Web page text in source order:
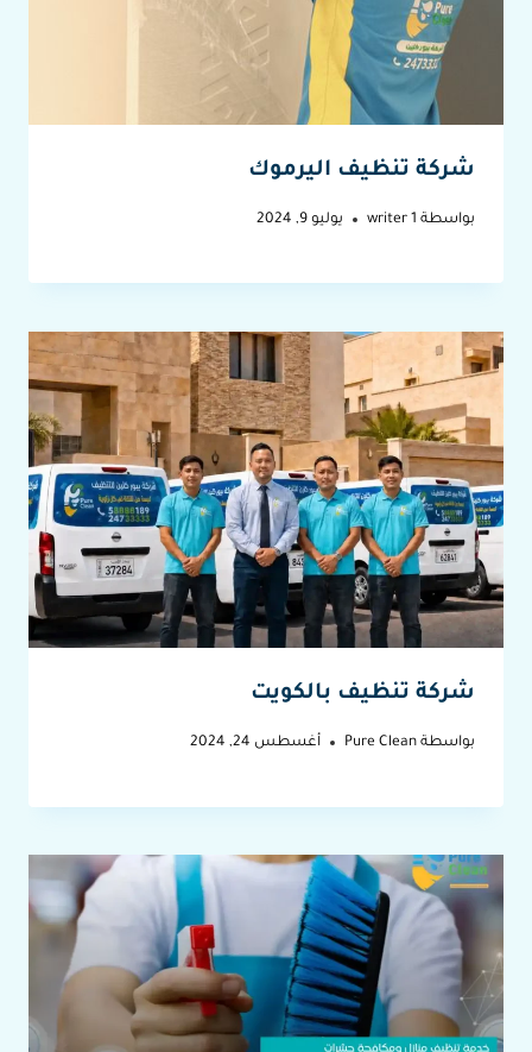
شركة تنظيف اليرموك
بواسطة writer 1 يوليو 9, 2024
شركة تنظيف بالكويت
بواسطة Pure Clean أغسطس 24, 2024